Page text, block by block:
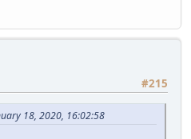
#215
18, 2020, 16:02:58